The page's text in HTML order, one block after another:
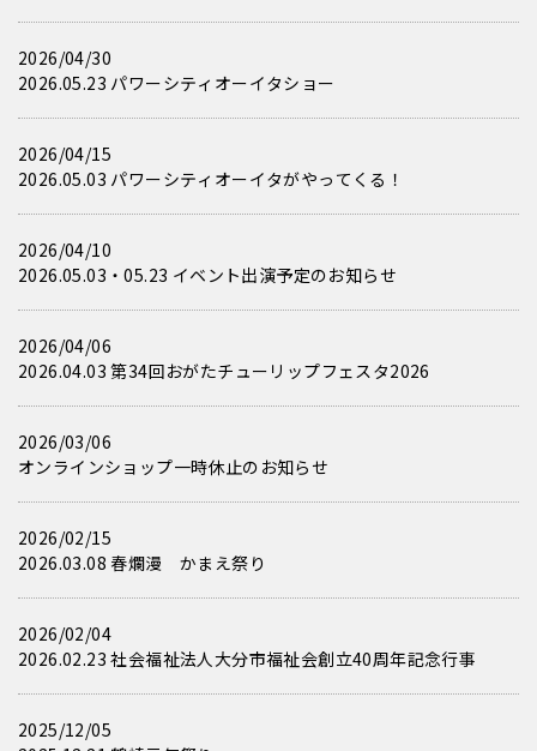
2026/04/30
2026.05.23 パワーシティオーイタショー
2026/04/15
2026.05.03 パワーシティオーイタがやってくる！
2026/04/10
2026.05.03・05.23 イベント出演予定のお知らせ
2026/04/06
2026.04.03 第34回おがたチューリップフェスタ2026
2026/03/06
オンラインショップ一時休止のお知らせ
2026/02/15
2026.03.08 春爛漫 かまえ祭り
2026/02/04
2026.02.23 社会福祉法人大分市福祉会創立40周年記念行事
2025/12/05